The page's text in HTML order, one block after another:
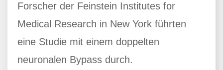
Forscher der Feinstein Institutes for
Medical Research in New York führten
eine Studie mit einem doppelten
neuronalen Bypass durch.